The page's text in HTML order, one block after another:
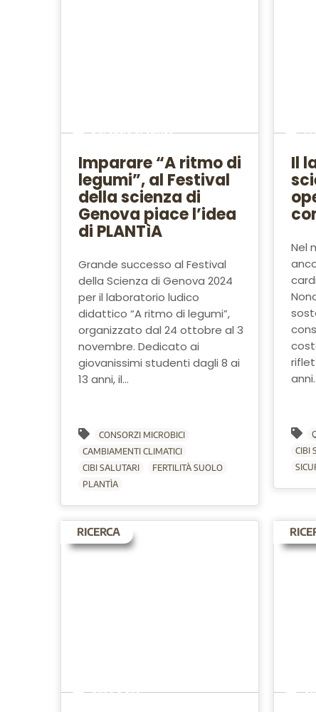
Imparare “A ritmo di
legumi”, al Festival
della scienza di
Genova piace l’idea
di PLANTìA
Grande successo al Festival
della Scienza di Genova 2024
per il laboratorio ludico
didattico “A ritmo di legumi”,
organizzato dal 24 ottobre al 3
novembre. Dedicato ai
giovanissimi studenti dagli 8 ai
13 anni, il...
CONSORZI MICROBICI
CAMBIAMENTI CLIMATICI
CIBI SALUTARI
FERTILITÀ SUOLO
PLANTÌA
Il
Nel
CIBI
RICERCA